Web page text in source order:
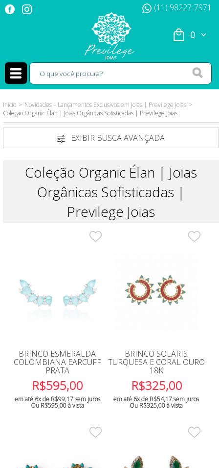
(11) 98227-7971
0
Inicio
Novidades – Lançamentos Exclusivos em Joias | Previlege Joias
Coleção Organic Élan | Joias Orgânicas Sofisticadas | Previlege Joias
EXIBIR BUSCA AVANÇADA
Coleção Organic Élan | Joias
Orgânicas Sofisticadas |
Previlege Joias
BRINCO ESMERALDA
COLOMBIANA EARCUFF
PRATA
R$595,00
em até 6x de R$99,17sem juros
Ou R$595,00à vista
BRINCO SOLARIS
TURQUESA E CORAL OURO
18K
R$325,00
em até 6x de R$54,17sem juros
Ou R$325,00à vista